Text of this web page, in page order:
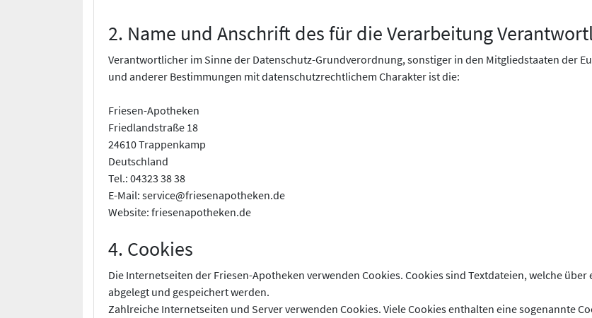
2. Name und Anschrift des für die Verarbeitung
Verantwortlicher im Sinne der Datenschutz-Grundverordnung, sonstiger in den Mitgliedstaaten der
und anderer Bestimmungen mit datenschutzrechtlichem Charakter ist die:
Friesen-Apotheken
Friedlandstraße 18
24610 Trappenkamp
Deutschland
Tel.: 04323 38 38
E-Mail: service@friesenapotheken.de
Website: friesenapotheken.de
4. Cookies
Die Internetseiten der Friesen-Apotheken verwenden Cookies. Cookies sind Textdateien, welche
abgelegt und gespeichert werden.
Zahlreiche Internetseiten und Server verwenden Cookies. Viele Cookies enthalten eine sogenannte